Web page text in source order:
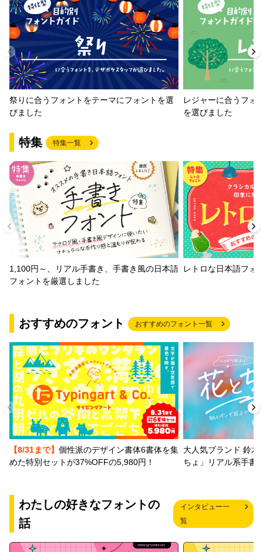
祭りに合うフォントをテーマにフォントを選
びました
レジャーに合うフォ
を選びました
特集 特集一覧
1,100円～、リアル手書き、手書き風の日本語
フォントを厳選しました
レトロな日本語フォ
おすすめのフォント おすすめのフォント一覧
【8/31まで】 個性派のデザイン書体6書体を集
めた特別セットが37%OFFの5,980円！
大人気ブランド 鈴木
ちょ」リアル系手書
わたしの好きなフォントの
話
インタビュー一
覧